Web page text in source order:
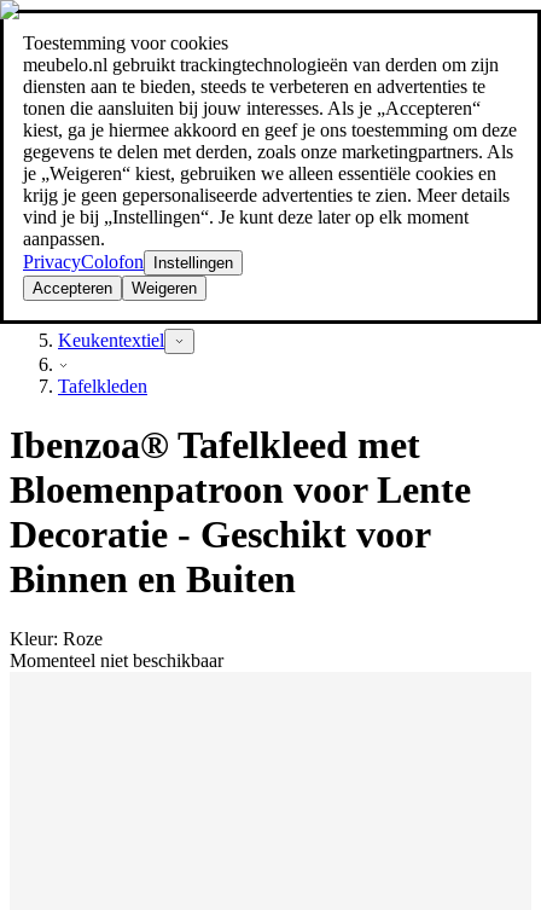
Toestemming voor cookies
meubelo.nl gebruikt trackingtechnologieën van derden om zijn
diensten aan te bieden, steeds te verbeteren en advertenties te
tonen die aansluiten bij jouw interesses. Als je „Accepteren“
kiest, ga je hiermee akkoord en geef je ons toestemming om deze
gegevens te delen met derden, zoals onze marketingpartners. Als
je „Weigeren“ kiest, gebruiken we alleen essentiële cookies en
krijg je geen gepersonaliseerde advertenties te zien. Meer details
vind je bij „Instellingen“. Je kunt deze later op elk moment
aanpassen.
PrivacyColofon
Instellingen
Accepteren
Weigeren
Zoeken
meubel jezelf de beste prijs!meubel jezelf de beste prijs!
Textiel
Keukentextiel
Tafelkleden
Ibenzoa® Tafelkleed met
Bloemenpatroon voor Lente
Decoratie - Geschikt voor
Binnen en Buiten
Kleur: Roze
Momenteel niet beschikbaar